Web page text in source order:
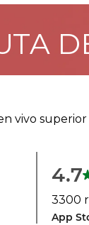
vivo superior
4.7
3300
App